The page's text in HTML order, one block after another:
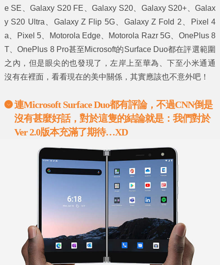
e SE、Galaxy S20 FE、Galaxy S20、Galaxy S20+、Galax
y S20 Ultra、Galaxy Z Flip 5G、Galaxy Z Fold 2、Pixel 4
a、Pixel 5、Motorola Edge、Motorola Razr 5G、OnePlus 8
T、OnePlus 8 Pro甚至Microsoft的Surface Duo都在評選範圍
之內，但是眼尖的也發現了，左岸上至華為、下至小米通通
沒有在裡面，看看現在的美中關係，其實應該也不意外吧！
連Microsoft Surface Duo都有評論，不過CNN倒是
沒有甚麼好話，對於這隻的結論就是：我們對於
Ver 2.0版本充滿了期待…XD